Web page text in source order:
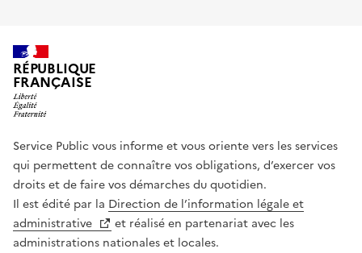
RÉPUBLIQUE
FRANÇAISE
Service Public vous informe et vous oriente vers les services
qui permettent de connaître vos obligations, d’exercer vos
droits et de faire vos démarches du quotidien.
Il est édité par la Direction de l’information légale et
administrative
et réalisé en partenariat avec les
administrations nationales et locales.